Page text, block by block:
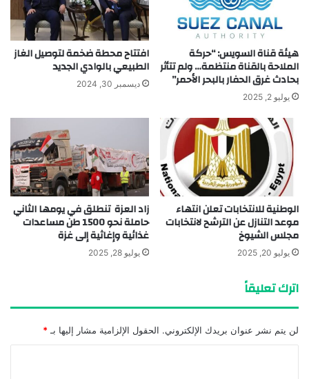
هيئة قناة السويس: “حركة
الملاحة بالقناة منتظمة… ولم تتأثر
بحادث غرق الحفار بالبحر الأحمر”
يوليو 2, 2025
افتتاح محطة ضخمة لتوصيل الغاز
الطبيعي بالوادي الجديد
ديسمبر 30, 2024
الوطنية للانتخابات تعلن انتهاء
موعد التنازل عن الترشح لانتخابات
مجلس الشيوخ
يوليو 20, 2025
زاد العزة تنطلق في يومها الثاني
حاملة نحو 1500 طن مساعدات
غذائية وإغاثية إلى غزة
يوليو 28, 2025
اترك تعليقاً
لن يتم نشر عنوان بريدك الإلكتروني. الحقول الإلزامية مشار إليها بـ *